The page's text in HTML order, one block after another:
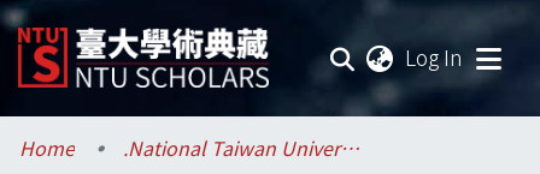
Log In
Communities & Collections
Home
.National Taiwan University / 國立臺灣大學